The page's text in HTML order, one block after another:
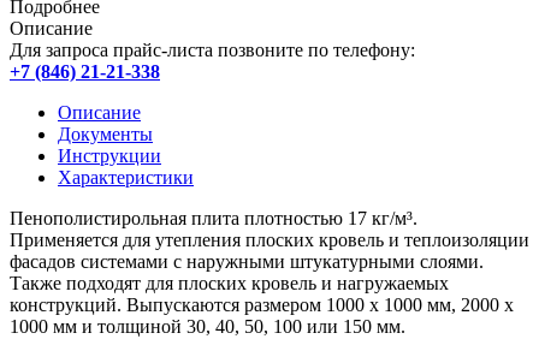
Подробнее
Описание
Для запроса прайс-листа позвоните по телефону:
+7 (846) 21-21-338
Описание
Документы
Инструкции
Характеристики
Пенополистирольная плита плотностью 17 кг/м³.
Применяется для утепления плоских кровель и теплоизоляции
фасадов системами с наружными штукатурными слоями.
Также подходят для плоских кровель и нагружаемых
конструкций. Выпускаются размером 1000 х 1000 мм, 2000 х
1000 мм и толщиной 30, 40, 50, 100 или 150 мм.